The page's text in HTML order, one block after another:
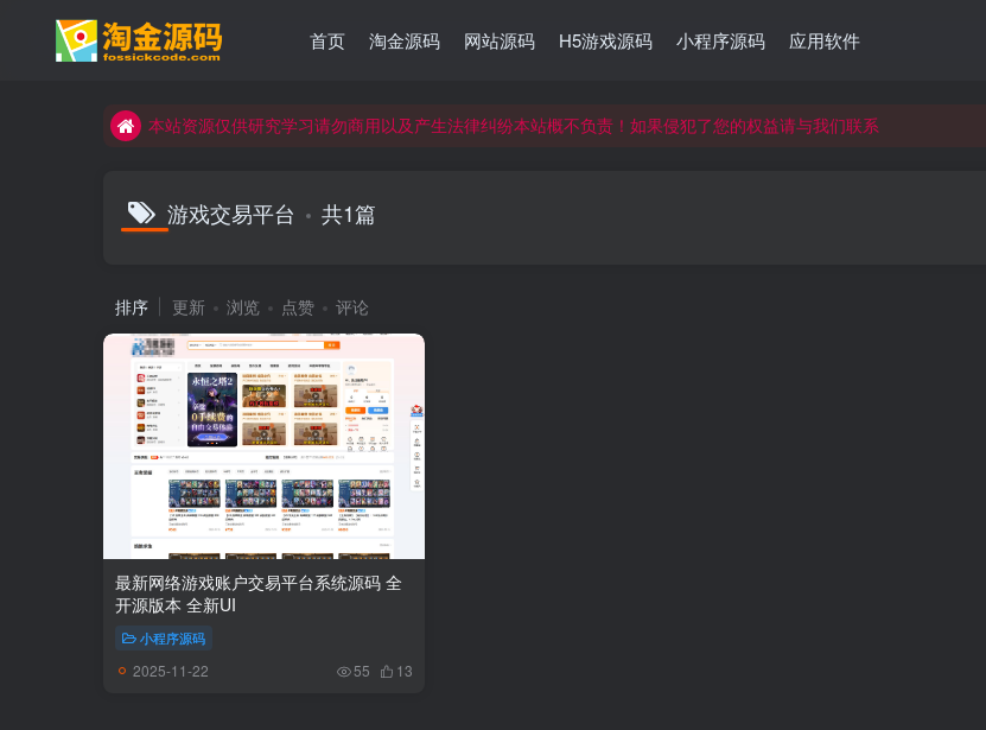
首页 淘金源码 网站源码 H5游戏源码 小程序源码 应用软件
本站资源仅供研究学习请勿商用以及产生法律纠纷本站概不负责！如果侵犯了您的权益请与我们联系
本站资源仅供研究学习请勿商用以及产生法律纠纷本站概不负责！如果侵犯了您的权益请与我们联系
游戏交易平台 共1篇
排序 更新 浏览 点赞 评论
最新网络游戏账户交易平台系统源码 全
开源版本 全新UI
小程序源码
2025-11-22 55 13